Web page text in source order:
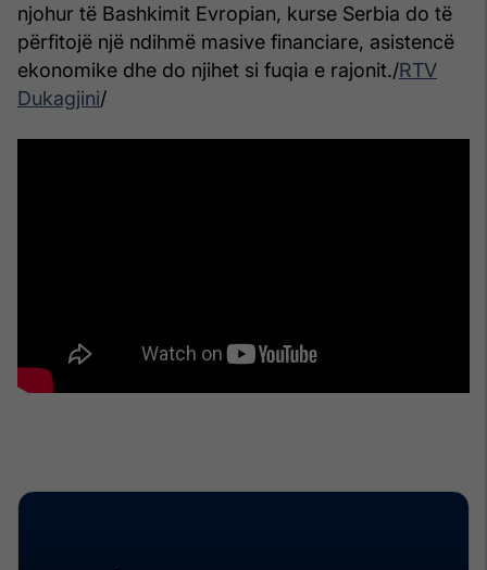
njohur të Bashkimit Evropian, kurse Serbia do të
përfitojë një ndihmë masive financiare, asistencë
ekonomike dhe do njihet si fuqia e rajonit./RTV
Dukagjini/